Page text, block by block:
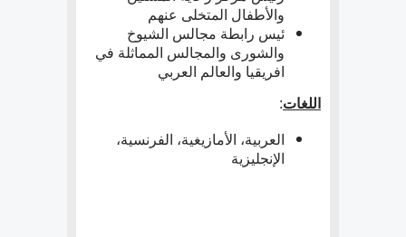
والأطفال المتخلى عنهم
ئيس رابطة مجالس الشيوخ
والشورى والمجالس المماثلة في
افريقيا والعالم العربي
اللغات:
العربية، الأمازيغية، الفرنسية،
الإنجليزية